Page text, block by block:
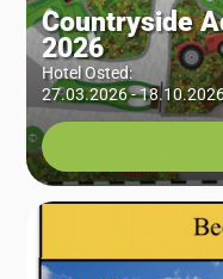
Countryside
2026
Hotel Osted:
27.03.2026 -